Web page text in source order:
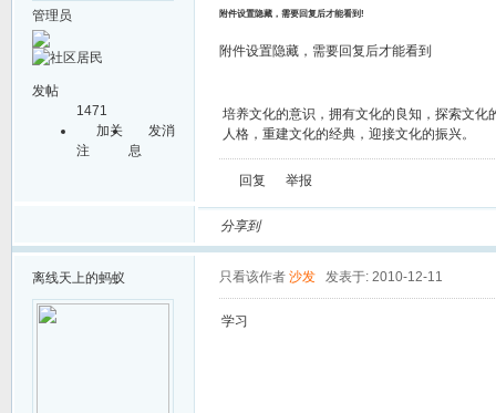
管理员
发帖
1471
加关
注
发消
息
附件设置隐藏，需要回复后才能看到!
附件设置隐藏，需要回复后才能看到
培养文化的意识，拥有文化的良知，探索文
人格，重建文化的经典，迎接文化的振兴。
回复 举报
分享到
离线天上的蚂蚁 只看该作者 沙发 发表于: 2010-12-11
学习